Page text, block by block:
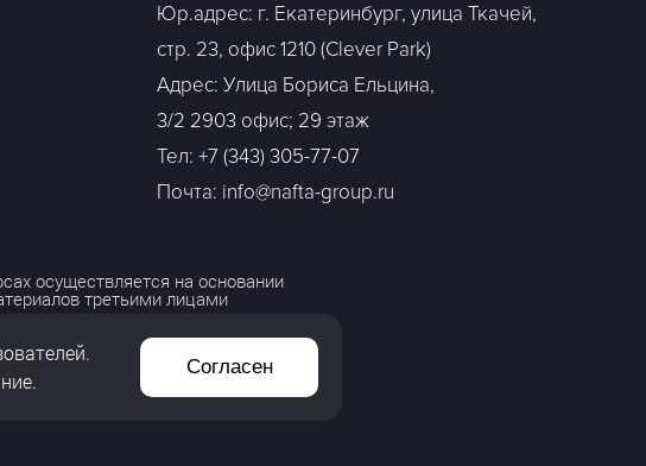
Юр.адрес: г. Екатеринбург, улица Ткачей,
стр. 23, офис 1210 (Clever Park)
Адрес: Улица Бориса Ельцина,
3/2 2903 офис; 29 этаж
Тел: +7 (343) 305-77-07
Почта: info@nafta-group.ru
осуществляется на основании
третьими лицами
Согласен